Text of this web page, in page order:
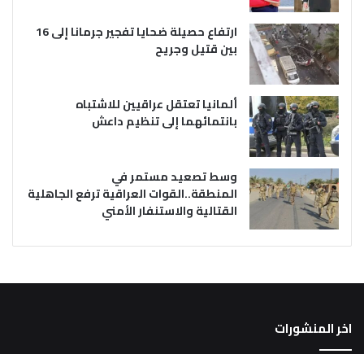
ارتفاع حصيلة ضحايا تفجير جرمانا إلى 16
بين قتيل وجريح
ألمانيا تعتقل عراقيين للاشتباه
بانتمائهما إلى تنظيم داعش
وسط تصعيد مستمر في
المنطقة..القوات العراقية ترفع الجاهلية
القتالية والاستنفار الأمني
اخر المنشورات